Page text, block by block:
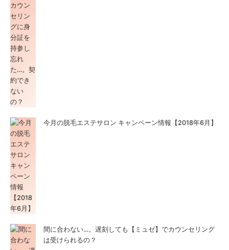
今月の脱毛エステサロン キャンペーン情報【2018年6月】
間に合わない…。遅刻しても【ミュゼ】でカウンセリング
は受けられるの？